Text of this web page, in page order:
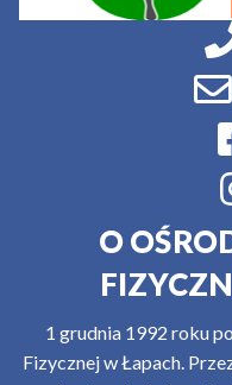
O
1 grudnia 1992 roku
Fizycznej w Łapach.